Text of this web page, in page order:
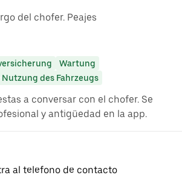
del chofer. Peajes
Wartung
des Fahrzeugs
a conversar con el chofer. Se
y antigüedad en la app.
al telefono de contacto